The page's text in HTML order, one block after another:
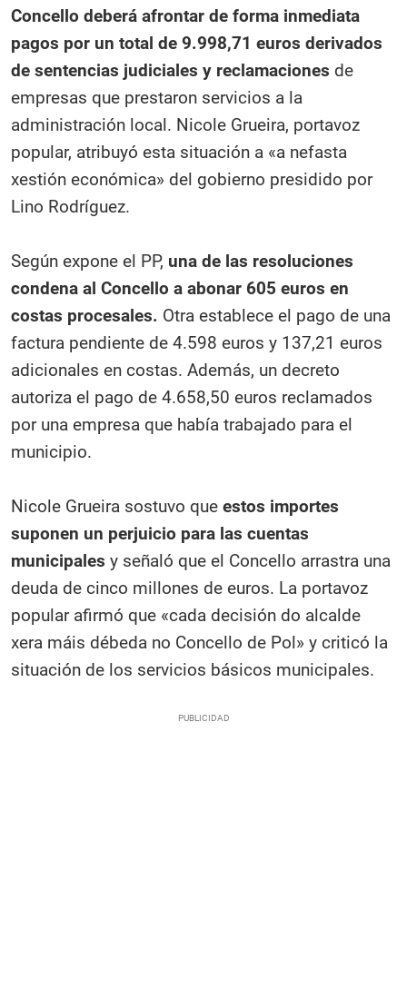
Concello deberá afrontar de forma inmediata
pagos por un total de 9.998,71 euros derivados
de sentencias judiciales y reclamaciones de
empresas que prestaron servicios a la
administración local. Nicole Grueira, portavoz
popular, atribuyó esta situación a «a nefasta
xestión económica» del gobierno presidido por
Lino Rodríguez.
Según expone el PP, una de las resoluciones
condena al Concello a abonar 605 euros en
costas procesales. Otra establece el pago de una
factura pendiente de 4.598 euros y 137,21 euros
adicionales en costas. Además, un decreto
autoriza el pago de 4.658,50 euros reclamados
por una empresa que había trabajado para el
municipio.
Nicole Grueira sostuvo que estos importes
suponen un perjuicio para las cuentas
municipales y señaló que el Concello arrastra una
deuda de cinco millones de euros. La portavoz
popular afirmó que «cada decisión do alcalde
xera máis débeda no Concello de Pol» y criticó la
situación de los servicios básicos municipales.